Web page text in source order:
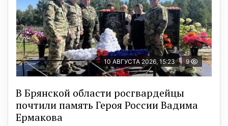
10 АВГУСТА 2026, 15:23 9
В Брянской области росгвардейцы
почтили память Героя России Вадима
Ермакова